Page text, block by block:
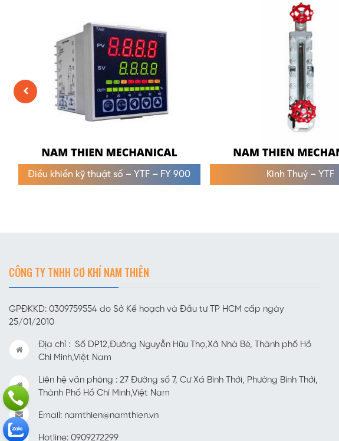
Điều khiển kỹ thuật số – YTF – FY 900 Kính Thuỷ – YTF
CÔNG TY TNHH CƠ KHÍ NAM THIÊN
GPĐKKD: 0309759554 do Sở Kế hoạch và Đầu tư TP HCM cấp ngày
25/01/2010
Địa chỉ : Số DP12,Đường Nguyễn Hữu Thọ,Xã Nhà Bè, Thành phố Hồ
Chí Minh,Việt Nam
Liên hệ văn phòng : 27 Đường số 7, Cư Xá Bình Thới, Phường Bình Thới,
Thành Phố Hồ Chí Minh,Việt Nam
Email: namthien@namthien.vn
Hotline: 0909272299